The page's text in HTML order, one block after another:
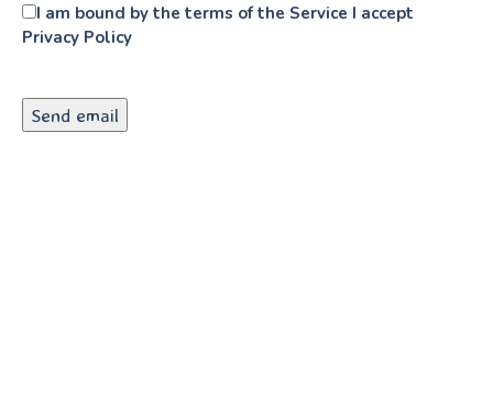
I am bound by the terms of the Service I accept
Privacy Policy